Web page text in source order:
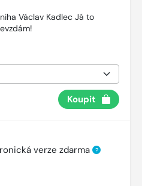
Václav Kadlec Já to
Koupit
verze zdarma ?